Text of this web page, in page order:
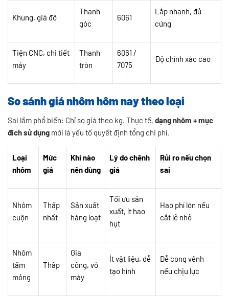
Khung, giá đỡ
Thanh
góc
6061
Lắp nhanh, đủ
cứng
Tiện CNC, chi tiết
máy
Thanh
tròn
6061 /
7075
Độ chính xác cao
So sánh giá nhôm hôm nay theo loại
Sai lầm phổ biến: Chỉ so giá theo kg. Thực tế, dạng nhôm + mục
đích sử dụng mới là yếu tố quyết định tổng chi phí.
Loại
nhôm
Mức
giá
Khi nào
nên dùng
Lý do chênh
giá
Rủi ro nếu chọn
sai
Nhôm
cuộn
Thấp
nhất
Sản xuất
hàng loạt
Tối ưu sản
xuất, ít hao
hụt
Hao phí lớn nếu
cắt lẻ nhỏ
Nhôm
tấm
mỏng
Thấp
Gia
công, vỏ
máy
Ít vật liệu, dễ
tạo hình
Dễ cong vênh
nếu chịu lực